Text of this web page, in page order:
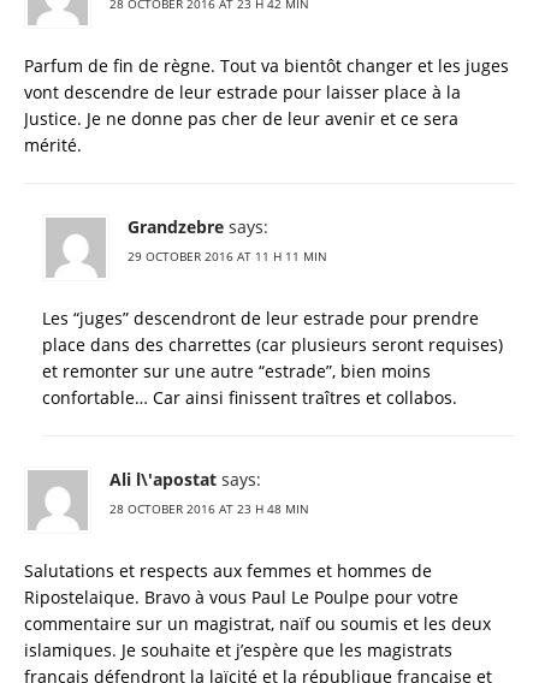
28 OCTOBER 2016 AT 23 H 42 MIN
Parfum de fin de règne. Tout va bientôt changer et les juges
vont descendre de leur estrade pour laisser place à la
Justice. Je ne donne pas cher de leur avenir et ce sera
mérité.
Grandzebre says:
29 OCTOBER 2016 AT 11 H 11 MIN
Les “juges” descendront de leur estrade pour prendre
place dans des charrettes (car plusieurs seront requises)
et remonter sur une autre “estrade”, bien moins
confortable… Car ainsi finissent traîtres et collabos.
Ali l\'apostat says:
28 OCTOBER 2016 AT 23 H 48 MIN
Salutations et respects aux femmes et hommes de
Ripostelaique. Bravo à vous Paul Le Poulpe pour votre
commentaire sur un magistrat, naïf ou soumis et les deux
islamiques. Je souhaite et j’espère que les magistrats
français défendront la laïcité et la république française et